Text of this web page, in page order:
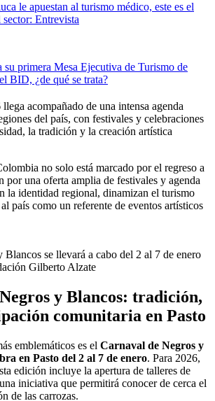
le apuestan al turismo médico, este es el
Entrevista
su primera Mesa Ejecutiva de Turismo de
BID, ¿de qué se trata?
acompañado de una intensa agenda
del país, con festivales y celebraciones
la tradición y la creación artística
no solo está marcado por el regreso a
por una oferta amplia de festivales y agenda
la identidad regional, dinamizan el turismo
país como un referente de eventos artísticos
se llevará a cabo del 2 al 7 de enero
Gilberto Alzate
y Blancos: tradición,
comunitaria en Pasto
emblemáticos es el Carnaval de Negros y
en Pasto del 2 al 7 de enero. Para 2026,
edición incluye la apertura de talleres de
iniciativa que permitirá conocer de cerca el
de las carrozas.